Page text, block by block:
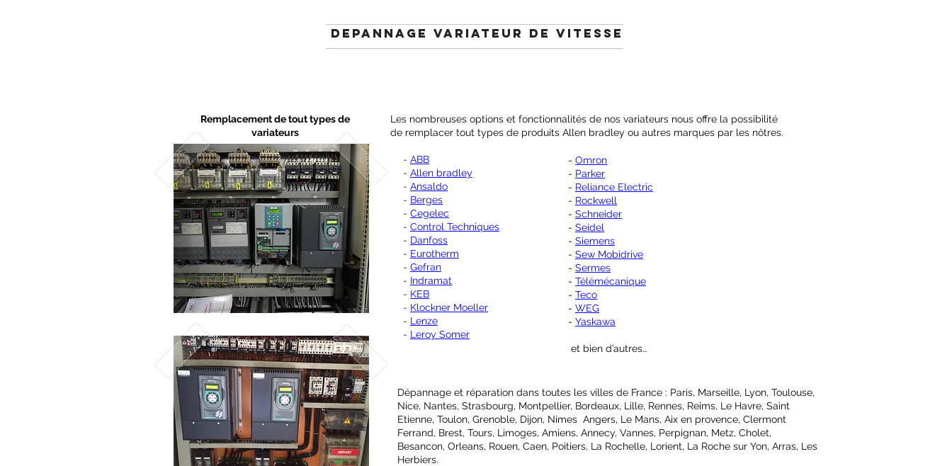
DEPANNAGE VARIATEUR DE VITESSE
Remplacement de tout types de
variateurs
Les nombreuses options et fonctionnalités de nos variateurs nous offre la possibilité
de remplacer tout types de produits Allen bradley ou autres marques par les nôtres.
- ABB
- Allen bradley
- Ansaldo
- Berges
- Cegelec
- Control Techniques
- Danfoss
- Eurotherm
- Gefran
- Indramat
- KEB
- Klockner Moeller
- Lenze
- Leroy Somer
- Omron
- Parker
- Reliance Electric
- Rockwell
- Schneider
- Seidel
- Siemens
- Sew Mobidrive
- Sermes
- Télémécanique
- Teco
- WEG
- Yaskawa
et bien d’autres…
Dépannage et réparation dans toutes les villes de France : Paris, Marseille, Lyon, Toulouse,
Nice, Nantes, Strasbourg, Montpellier, Bordeaux, Lille, Rennes, Reims, Le Havre, Saint
Etienne, Toulon, Grenoble, Dijon, Nimes Angers, Le Mans, Aix en provence, Clermont
Ferrand, Brest, Tours, Limoges, Amiens, Annecy, Vannes, Perpignan, Metz, Cholet,
Besancon, Orleans, Rouen, Caen, Poitiers, La Rochelle, Lorient, La Roche sur Yon, Arras, Les
Herbiers.